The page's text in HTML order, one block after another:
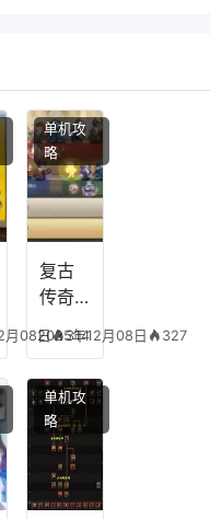
月08日 314
复古
传奇
平民
搭配
阵
容，
复古
传奇
英雄
2025年12月08日 327
单机攻
略
单机攻
略